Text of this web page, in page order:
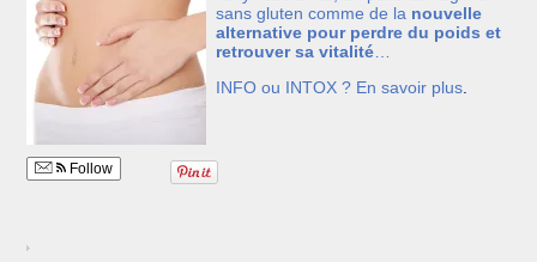
sans gluten comme de la nouvelle
alternative pour perdre du poids et
retrouver sa vitalité…
INFO ou INTOX ? En savoir plus.
Follow